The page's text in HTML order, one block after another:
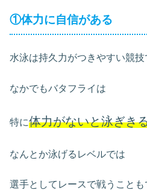
①体力に自信がある
水泳は持久力がつきやすい競
なかでもバタフライは
特に体力がないと泳ぎき
なんとか泳げるレベルでは
選手としてレースで戦うことも